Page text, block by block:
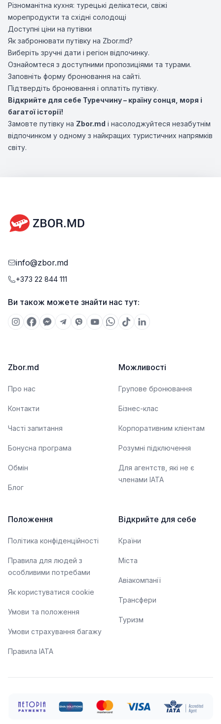
Різноманітна кухня: турецькі делікатеси, свіжі
морепродукти та східні солодощі
Доступні ціни на путівки
Як забронювати путівку на Zbor.md?
Виберіть зручні дати і регіон відпочинку.
Ознайомтеся з доступними пропозиціями та турами.
Заповніть форму бронювання на сайті.
Підтвердіть бронювання і оплатіть путівку.
Відкрийте для себе Туреччину – країну сонця, моря і
багатої історії!
Замовте путівку на Zbor.md і насолоджуйтеся незабутнім
відпочинком у одному з найкращих туристичних напрямків
світу.
info@zbor.md
+373 22 844 111
Ви також можете знайти нас тут:
Zbor.md
Про нас
Контакти
Часті запитання
Бонусна програма
Обмін
Блог
Можливості
Групове бронювання
Бізнес-клас
Корпоративним кліентам
Розумні підключення
Для агентств, які не є
членами IATA
Положення
Політика конфіденційності
Правила для людей з
особливими потребами
Як користуватися cookie
Умови та положення
Умови страхування багажу
Правила ІАТА
Відкрийте для себе
Країни
Міста
Авіакомпанії
Трансфери
Туризм